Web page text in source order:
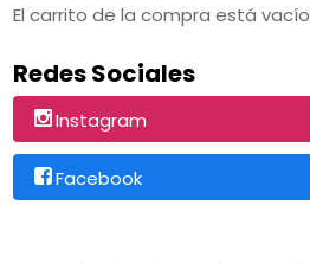
El carrito de la compra está vacío
Redes Sociales
Instagram
Facebook